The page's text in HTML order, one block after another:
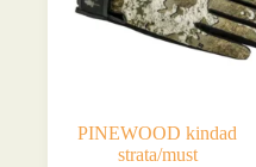
PINEWOOD kindad
strata/must